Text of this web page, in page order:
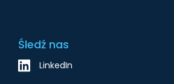
Śledź nas
LinkedIn